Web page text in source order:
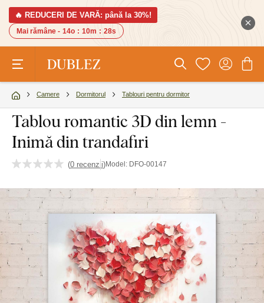
🔥 REDUCERI DE VARĂ: până la 30%!
Mai rămâne - 14o : 10m : 27s
Camere Dormitorul Tablouri pentru dormitor
Tablou romantic 3D din lemn -
Inimă din trandafiri
(0 recenzii)Model: DFO-00147